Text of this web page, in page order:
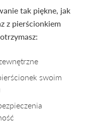
tak piękne, jak
z pierścionkiem
swoim